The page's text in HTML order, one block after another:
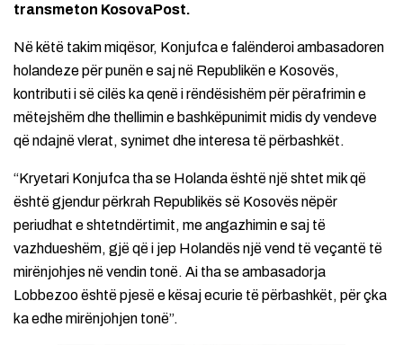
transmeton KosovaPost.
Në këtë takim miqësor, Konjufca e falënderoi ambasadoren
holandeze për punën e saj në Republikën e Kosovës,
kontributi i së cilës ka qenë i rëndësishëm për përafrimin e
mëtejshëm dhe thellimin e bashkëpunimit midis dy vendeve
që ndajnë vlerat, synimet dhe interesa të përbashkët.
“Kryetari Konjufca tha se Holanda është një shtet mik që
është gjendur përkrah Republikës së Kosovës nëpër
periudhat e shtetndërtimit, me angazhimin e saj të
vazhdueshëm, gjë që i jep Holandës një vend të veçantë të
mirënjohjes në vendin tonë. Ai tha se ambasadorja
Lobbezoo është pjesë e kësaj ecurie të përbashkët, për çka
ka edhe mirënjohjen tonë”.